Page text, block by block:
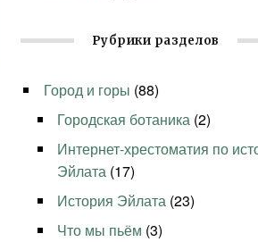
Рубрики разделов
Город и горы (88)
Городская ботаника (2)
Интернет-хрестоматия по
Эйлата (17)
История Эйлата (23)
Что мы пьём (3)